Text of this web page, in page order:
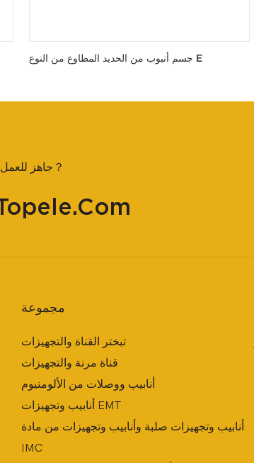
جسم أنبوب من الحديد المطاوع من النوع E
جاهز للعمل معنا？
مجموعة
تبختر القناة والتجهيزات
قناة مرنة والتجهيزات
أنابيب ووصلات من الألومنيوم
أنابيب وتجهيزات EMT
أنابيب وتجهيزات صلبة وأنابيب وتجهيزات من مادة
IMC